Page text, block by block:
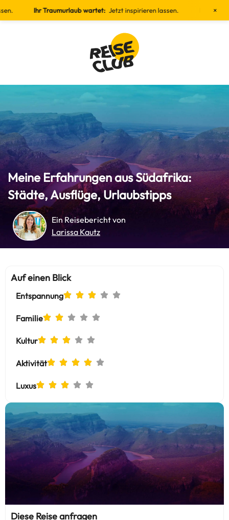
×
Ihr Traumurlaub wartet: Jetzt inspirieren lassen. Ihr Traumurlaub
Meine Erfahrungen aus Südafrika:
Städte, Ausflüge, Urlaubstipps
Ein Reisebericht von
Larissa Kautz
Auf einen Blick
Entspannung
Familie
Kultur
Aktivität
Luxus
Diese Reise anfragen